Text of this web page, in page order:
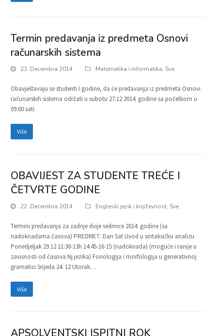
Termin predavanja iz predmeta Osnovi
računarskih sistema
23. Decembra 2014. Matematika i informatika, Sve
Obavještavaju se studenti I godine, da će predavanja iz predmeta Osnovi
računarskih sistema održati u subotu 27.12.2014. godine sa početkom u
09:00 sati.
Više
OBAVIJEST ZA STUDENTE TREĆE I
ČETVRTE GODINE
22. Decembra 2014. Engleski jezik i književnost, Sve
Termini predavanja za zadnje dvije sedmice 2014. godine (sa
nadoknadama časova) PREDMET: Dan Sat Uvod u sintaksičku analizu
Ponedjeljak 29.12 11:30-13h 14:45-16-15 (nadoknada) (moguće i ranije u
zavisnosti od časova Nj.jezika) Fonologija i morfologija u generativnoj
gramatici Srijeda 24. 12 Utorak…
Više